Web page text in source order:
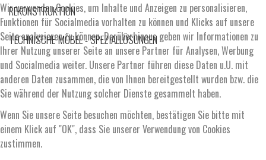
Wir verwenden Cookies, um Inhalte und Anzeigen zu personalisieren,
Funktionen für Socialmedia vorhalten zu können und Klicks auf unsere
Seite analysieren zu können. Darüberhinaus geben wir Informationen zu
Ihrer Nutzung unserer Seite an unsere Partner für Analysen, Werbung
und Socialmedia weiter. Unsere Partner führen diese Daten u.U. mit
anderen Daten zusammen, die von Ihnen bereitgestellt wurden bzw. die
Sie während der Nutzung solcher Dienste gesammelt haben.
Wenn Sie unsere Seite besuchen möchten, bestätigen Sie bitte mit
einem Klick auf "OK", dass Sie unserer Verwendung von Cookies
zustimmen.
REKONSTRUKTION
TECHNISCHE MÖBEL - SPEZIALLÖSUNGEN